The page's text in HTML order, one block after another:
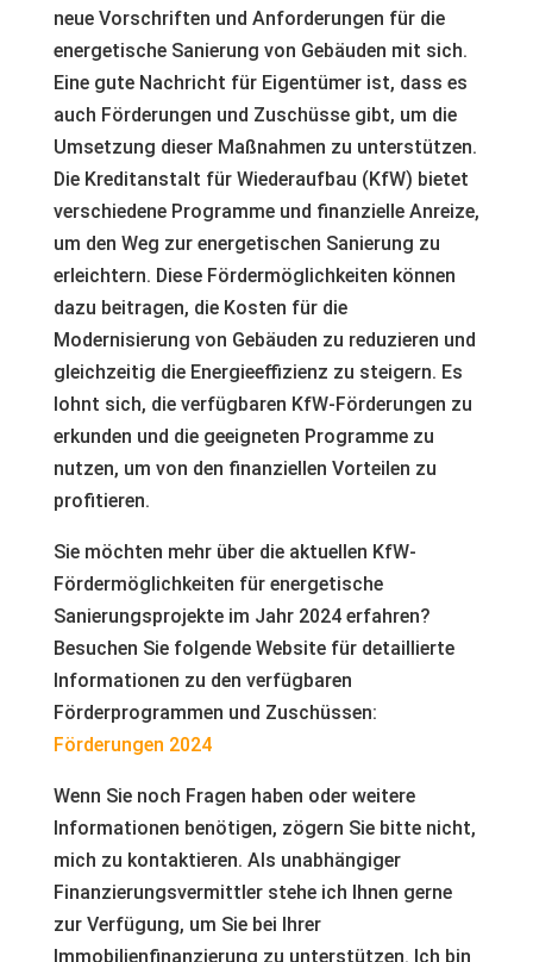
neue Vorschriften und Anforderungen für die
energetische Sanierung von Gebäuden mit sich.
Eine gute Nachricht für Eigentümer ist, dass es
auch Förderungen und Zuschüsse gibt, um die
Umsetzung dieser Maßnahmen zu unterstützen.
Die Kreditanstalt für Wiederaufbau (KfW) bietet
verschiedene Programme und finanzielle Anreize,
um den Weg zur energetischen Sanierung zu
erleichtern. Diese Fördermöglichkeiten können
dazu beitragen, die Kosten für die
Modernisierung von Gebäuden zu reduzieren und
gleichzeitig die Energieeffizienz zu steigern. Es
lohnt sich, die verfügbaren KfW-Förderungen zu
erkunden und die geeigneten Programme zu
nutzen, um von den finanziellen Vorteilen zu
profitieren.
Sie möchten mehr über die aktuellen KfW-
Fördermöglichkeiten für energetische
Sanierungsprojekte im Jahr 2024 erfahren?
Besuchen Sie folgende Website für detaillierte
Informationen zu den verfügbaren
Förderprogrammen und Zuschüssen:
Förderungen 2024
Wenn Sie noch Fragen haben oder weitere
Informationen benötigen, zögern Sie bitte nicht,
mich zu kontaktieren. Als unabhängiger
Finanzierungsvermittler stehe ich Ihnen gerne
zur Verfügung, um Sie bei Ihrer
Immobilienfinanzierung zu unterstützen. Ich bin